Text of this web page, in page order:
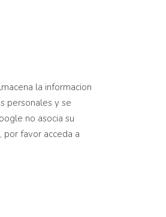
la informacion
personales y se
no asocia su
por favor acceda a